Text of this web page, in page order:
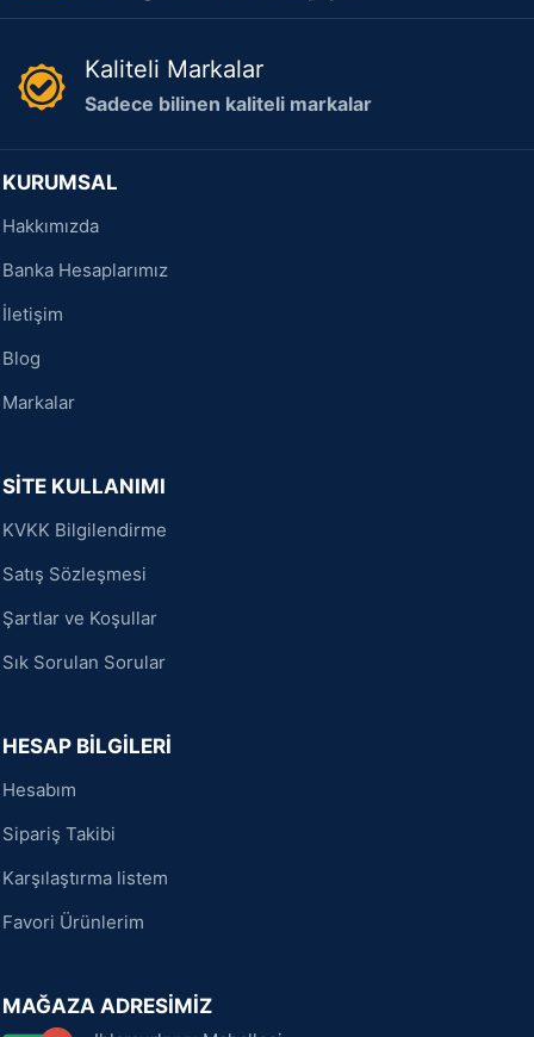
Kaliteli Markalar
Sadece bilinen kaliteli markalar
KURUMSAL
Hakkımızda
Banka Hesaplarımız
İletişim
Blog
Markalar
SİTE KULLANIMI
KVKK Bilgilendirme
Satış Sözleşmesi
Şartlar ve Koşullar
Sık Sorulan Sorular
HESAP BİLGİLERİ
Hesabım
Sipariş Takibi
Karşılaştırma listem
Favori Ürünlerim
MAĞAZA ADRESİMİZ